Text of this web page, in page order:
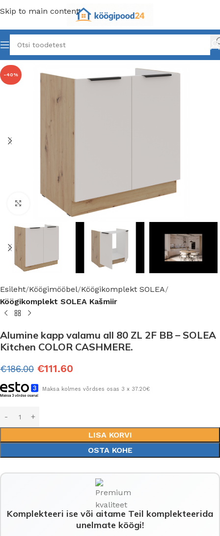
Skip to main content
-40%
Click to enlarge
Esileht Köögimööbel Köögikomplekt SOLEA
Köögikomplekt SOLEA Kašmiir
Alumine kapp valamu all 80 ZL 2F BB – SOLEA
Kitchen COLOR CASHMERE.
€186.00 €111.60
Maksa kolmes võrdses osas 3 x 37.20€
LISA KORVI
OSTA KOHE
Komplekteeri ise või aitame Teil komplekteerida
unelmate köögi!